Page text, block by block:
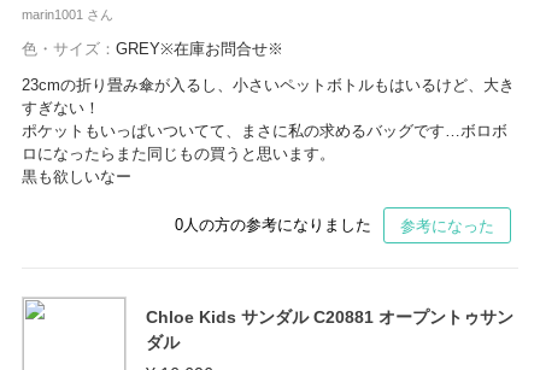
marin1001 さん
色・サイズ： GREY※在庫お問合せ※
23cmの折り畳み傘が入るし、小さいペットボトルもはいるけど、大き
すぎない！
ポケットもいっぱいついてて、まさに私の求めるバッグです…ボロボ
ロになったらまた同じもの買うと思います。
黒も欲しいなー
0人の方の参考になりました 参考になった
Chloe Kids サンダル C20881 オープントゥサン
ダル